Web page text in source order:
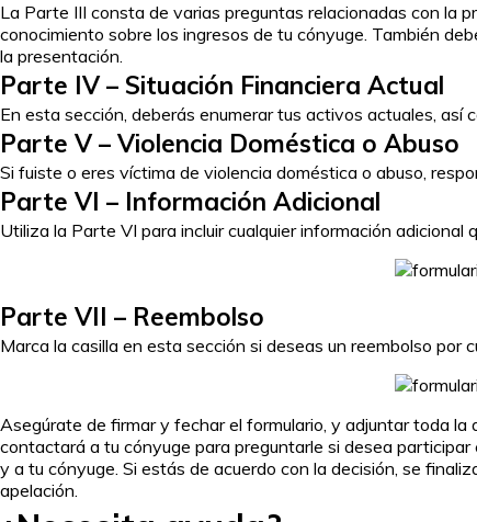
La Parte III consta de varias preguntas relacionadas con la
conocimiento sobre los ingresos de tu cónyuge. También
la presentación.
Parte IV – Situación Financiera Actual
En esta sección, deberás enumerar tus activos actuales,
Parte V – Violencia Doméstica o Abuso
Si fuiste o eres víctima de violencia doméstica o abuso,
Parte VI – Información Adicional
Utiliza la Parte VI para incluir cualquier información
Parte VII – Reembolso
Marca la casilla en esta sección si deseas un reembolso por
Asegúrate de firmar y fechar el formulario, y adjuntar toda la
contactará a tu cónyuge para preguntarle si desea
y a tu cónyuge. Si estás de acuerdo con la decisión, se
apelación.